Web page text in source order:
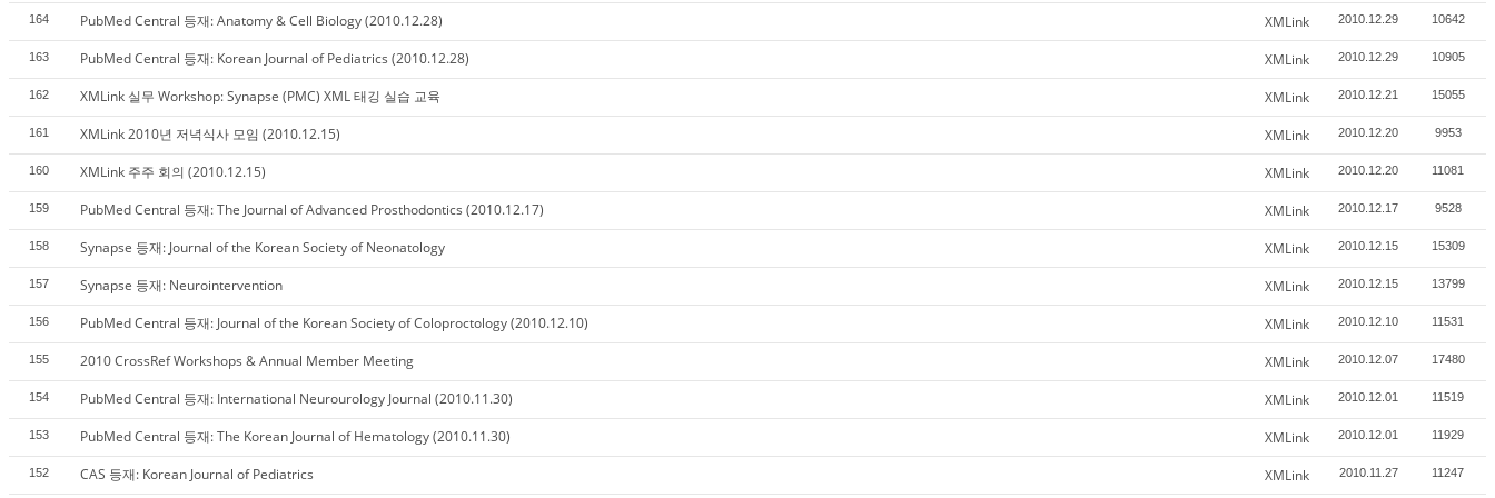
164 PubMed Central 등재: Anatomy & Cell Biology (2010.12.28) XMLink 2010.12.29 10642
163 PubMed Central 등재: Korean Journal of Pediatrics (2010.12.28) XMLink 2010.12.29 10905
162 XMLink 실무 Workshop: Synapse (PMC) XML 태깅 실습 교육 XMLink 2010.12.21 15055
161 XMLink 2010년 저녁식사 모임 (2010.12.15) XMLink 2010.12.20 9953
160 XMLink 주주 회의 (2010.12.15) XMLink 2010.12.20 11081
159 PubMed Central 등재: The Journal of Advanced Prosthodontics (2010.12.17) XMLink 2010.12.17 9528
158 Synapse 등재: Journal of the Korean Society of Neonatology XMLink 2010.12.15 15309
157 Synapse 등재: Neurointervention XMLink 2010.12.15 13799
156 PubMed Central 등재: Journal of the Korean Society of Coloproctology (2010.12.10) XMLink 2010.12.10 11531
155 2010 CrossRef Workshops & Annual Member Meeting XMLink 2010.12.07 17480
154 PubMed Central 등재: International Neurourology Journal (2010.11.30) XMLink 2010.12.01 11519
153 PubMed Central 등재: The Korean Journal of Hematology (2010.11.30) XMLink 2010.12.01 11929
152 CAS 등재: Korean Journal of Pediatrics XMLink 2010.11.27 11247